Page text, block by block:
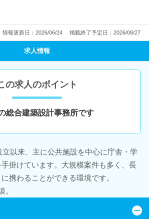
情報更新日：2026/06/24 掲載終了予定日：2026/08/27
求人情報
の求人のポイント
総合建築設計事務所です
立以来、主に公共施設を中心に庁舎・学
掛けています。大規模案件も多く、長
携わることができる環境です。
。